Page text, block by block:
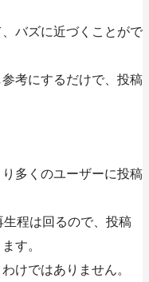
バズに近づくことがで
考にするだけで、投稿
多くのユーザーに投稿
程は回るので、投稿
す。
けではありません。